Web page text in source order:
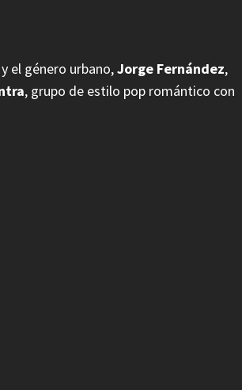
el género urbano,Jorge Fernández,
, grupo de estilo pop romántico con